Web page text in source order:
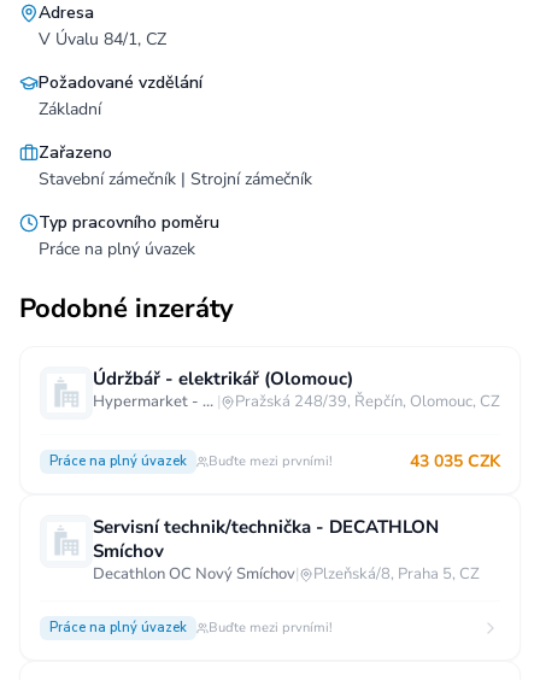
Adresa
V Úvalu 84/1, CZ
Požadované vzdělání
Základní
Zařazeno
Stavební zámečník | Strojní zámečník
Typ pracovního poměru
Práce na plný úvazek
Podobné inzeráty
Údržbář - elektrikář (Olomouc)
Hypermarket - Olomouc | Pražská 248/39, Řepčín, Olomouc, CZ
Práce na plný úvazek Buďte mezi prvními! 43 035 CZK
Servisní technik/technička - DECATHLON
Smíchov
Decathlon OC Nový Smíchov| Plzeňská/8, Praha 5, CZ
Práce na plný úvazek Buďte mezi prvními!